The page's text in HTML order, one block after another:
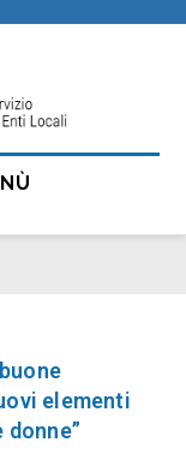
elementi